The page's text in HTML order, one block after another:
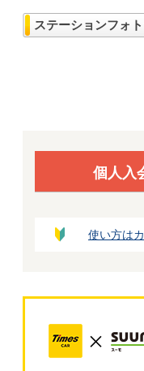
ステーションフォ
個人入
使い方は